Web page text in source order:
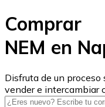
USD Coin
USDC
Comprar
NEM en
Disfruta de un proceso
vender e intercambiar